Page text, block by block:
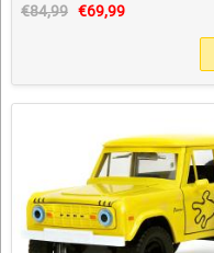
€84,99 €69,99